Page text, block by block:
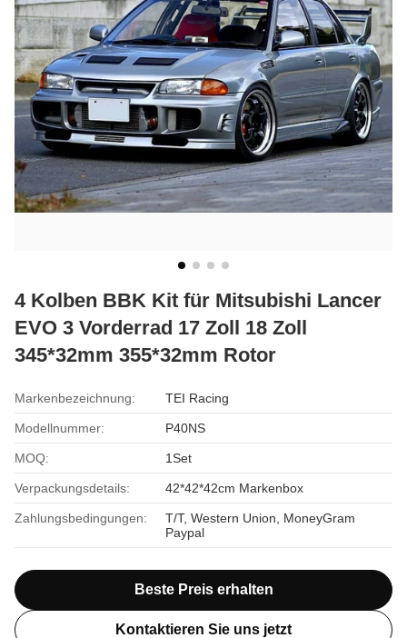
4 Kolben BBK Kit für Mitsubishi Lancer
EVO 3 Vorderrad 17 Zoll 18 Zoll
345*32mm 355*32mm Rotor
Markenbezeichnung: TEI Racing
Modellnummer: P40NS
MOQ: 1Set
Verpackungsdetails: 42*42*42cm Markenbox
Zahlungsbedingungen:
T/T, Western Union, MoneyGram
Paypal
Beste Preis erhalten
Kontaktieren Sie uns jetzt